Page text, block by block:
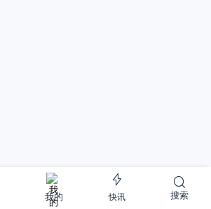
我的 快讯 搜索